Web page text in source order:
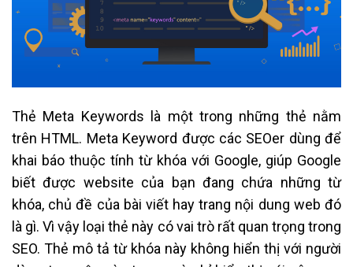
Thẻ Meta Keywords là một trong những thẻ nằm
trên HTML. Meta Keyword được các SEOer dùng để
khai báo thuộc tính từ khóa với Google, giúp Google
biết được website của bạn đang chứa những từ
khóa, chủ đề của bài viết hay trang nội dung web đó
là gì. Vì vậy loại thẻ này có vai trò rất quan trọng trong
SEO. Thẻ mô tả từ khóa này không hiển thị với người